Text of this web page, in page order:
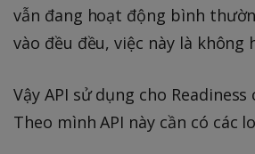
vẫn đang hoạt động bình
vào đều đều, việc này là không
Vậy API sử dụng cho
Theo mình API này cần có các